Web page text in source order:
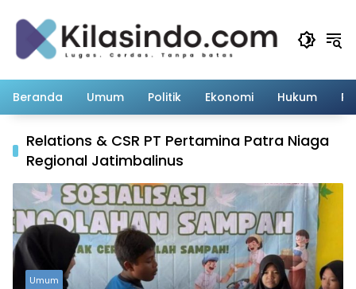
Beranda Umum Politik Ekonomi Hukum
Relations & CSR PT Pertamina Patra Niaga
Regional Jatimbalinus
Umum